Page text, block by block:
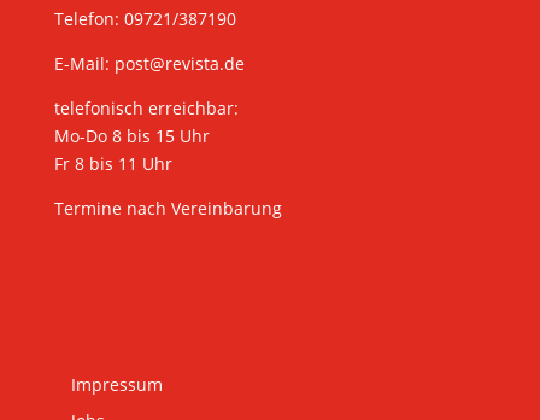
Telefon: 09721/387190
E-Mail: post@revista.de
telefonisch erreichbar:
Mo-Do 8 bis 15 Uhr
Fr 8 bis 11 Uhr
Termine nach Vereinbarung
Impressum